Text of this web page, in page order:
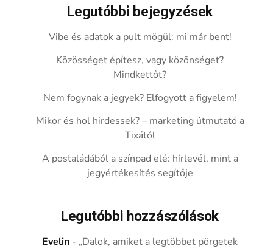
Legutóbbi bejegyzések
Vibe és adatok a pult mögül: mi már bent!
Közösséget építesz, vagy közönséget?
Mindkettőt?
Nem fogynak a jegyek? Elfogyott a figyelem!
Mikor és hol hirdessek? – marketing útmutató a
Tixától
A postaládából a színpad elé: hírlevél, mint a
jegyértékesítés segítője
Legutóbbi hozzászólások
Evelin - „Dalok, amiket a legtöbbet pörgetek